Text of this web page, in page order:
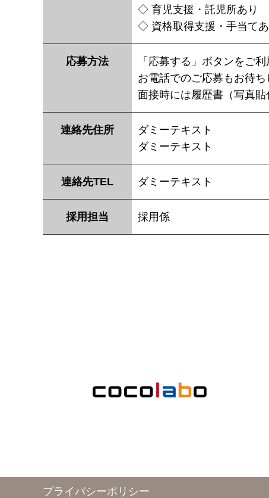
◇ 育児支援・託児所あり
◇ 資格取得支援・手当てあ
応募方法
「応募する」ボタンをご
お電話でのご応募もお待ち
面接時には履歴書（写真貼
連絡先住所
ダミーテキスト
ダミーテキスト
連絡先TEL ダミーテキスト
採用担当 採用係
プライバシーポリシー